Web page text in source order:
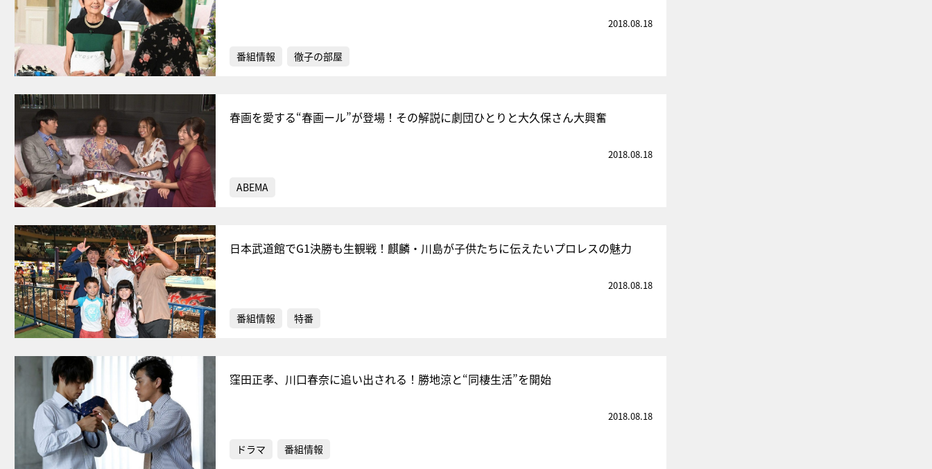
2018.08.18
番組情報 徹子の部屋
春画を愛する“春画ール”が登場！その解説に劇団ひとりと大久保さん大興奮
2018.08.18
ABEMA
日本武道館でG1決勝も生観戦！麒麟・川島が子供たちに伝えたいプロレスの魅力
2018.08.18
番組情報 特番
窪田正孝、川口春奈に追い出される！勝地涼と“同棲生活”を開始
2018.08.18
ドラマ 番組情報